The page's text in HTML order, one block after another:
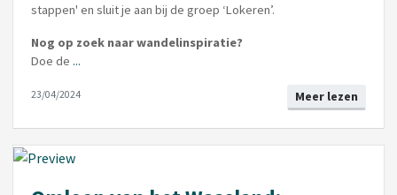
stappen' en sluit je aan bij de groep ‘Lokeren’.
Nog op zoek naar wandelinspiratie?
Doe de ...
Meer lezen
23/04/2024